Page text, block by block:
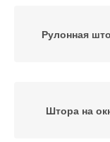
Рулонная
Штора на